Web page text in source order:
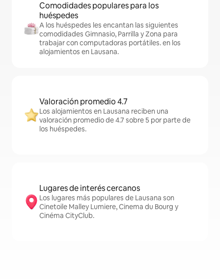
Comodidades populares para los
huéspedes
A los huéspedes les encantan las siguientes
comodidades Gimnasio, Parrilla y Zona para
trabajar con computadoras portátiles. en los
alojamientos en Lausana.
Valoración promedio 4.7
Los alojamientos en Lausana reciben una
valoración promedio de 4.7 sobre 5 por parte de
los huéspedes.
Lugares de interés cercanos
Los lugares más populares de Lausana son
Cinetoile Malley Lumiere, Cinema du Bourg y
Cinéma CityClub.